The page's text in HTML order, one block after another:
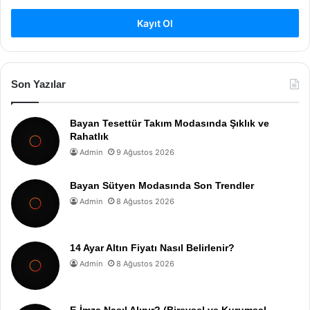
Kayıt Ol
Son Yazılar
Bayan Tesettür Takım Modasında Şıklık ve
Rahatlık
Admin 9 Ağustos 2026
Bayan Sütyen Modasında Son Trendler
Admin 8 Ağustos 2026
14 Ayar Altın Fiyatı Nasıl Belirlenir?
Admin 8 Ağustos 2026